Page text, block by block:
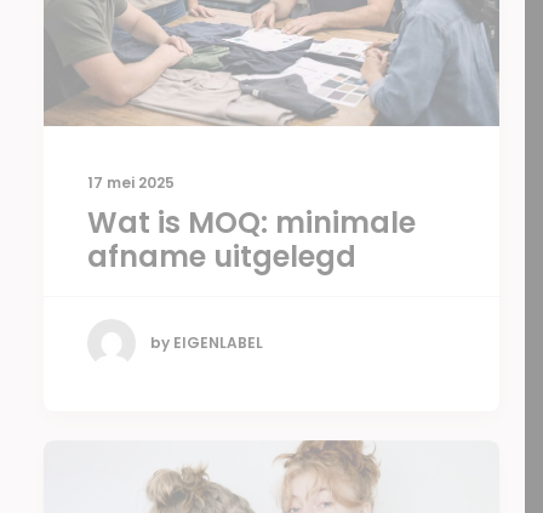
17 mei 2025
Wat is MOQ: minimale
afname uitgelegd
by EIGENLABEL